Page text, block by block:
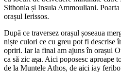
Sithonia și Insula Ammouliani.
orașul Ierissos.
După ce traversez orașul șoseaua
niște culori ce cu greu pot fi descrise
opriri. Iar la final am ajuns în orașul
ca să zic așa. Aici poposesc aproape
de la Muntele Athos, de aici iay